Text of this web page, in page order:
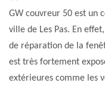
GW couvreur 50 est un
ville de Les Pas. En
de réparation de la
est très fortement
extérieures comme les